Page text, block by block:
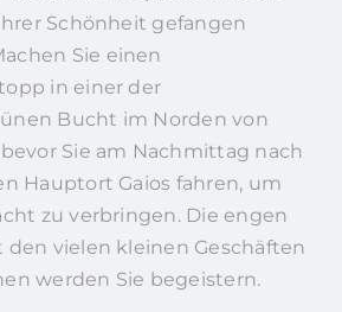
Schönheit gefangen
Sie einen
in einer der
Bucht im Norden von
Sie am Nachmittag nach
Hauptort Gaios fahren, um
zu verbringen. Die engen
den vielen kleinen Geschäften
werden Sie begeistern.